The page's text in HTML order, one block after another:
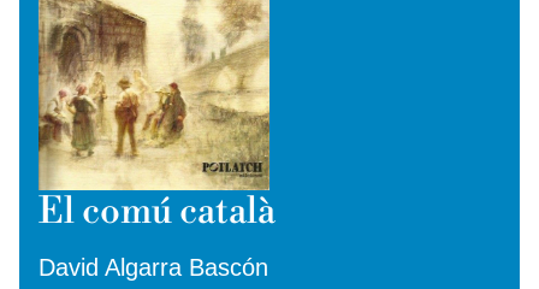
El comú català
David Algarra Bascón